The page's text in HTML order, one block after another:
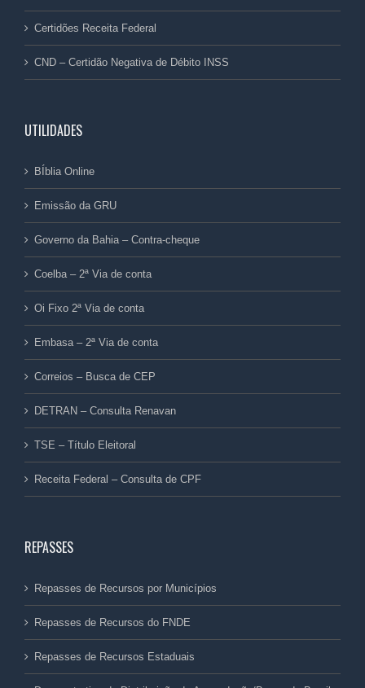
Certidões Receita Federal
CND – Certidão Negativa de Débito INSS
UTILIDADES
BÍblia Online
Emissão da GRU
Governo da Bahia – Contra-cheque
Coelba – 2ª Via de conta
Oi Fixo 2ª Via de conta
Embasa – 2ª Via de conta
Correios – Busca de CEP
DETRAN – Consulta Renavan
TSE – Título Eleitoral
Receita Federal – Consulta de CPF
REPASSES
Repasses de Recursos por Municípios
Repasses de Recursos do FNDE
Repasses de Recursos Estaduais